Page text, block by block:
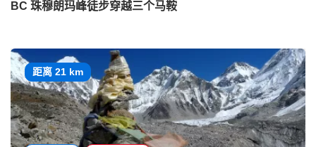
BC 珠穆朗玛峰徒步穿越三个马鞍
距离 21 km